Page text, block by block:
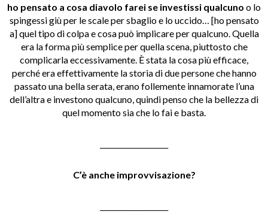
ho pensato a cosa diavolo farei se investissi qualcuno o lo
spingessi giù per le scale per sbaglio e lo uccido… [ho pensato
a] quel tipo di colpa e cosa può implicare per qualcuno. Quella
era la forma più semplice per quella scena, piuttosto che
complicarla eccessivamente. È stata la cosa più efficace,
perché era effettivamente la storia di due persone che hanno
passato una bella serata, erano follemente innamorate l’una
dell’altra e investono qualcuno, quindi penso che la bellezza di
quel momento sia che lo fai e basta.
C’è anche improvvisazione?